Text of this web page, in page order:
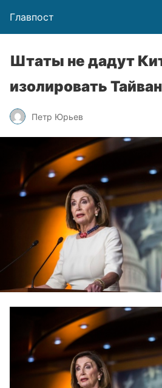
Главпост
Штаты не дадут
изолировать
Петр Юрьев